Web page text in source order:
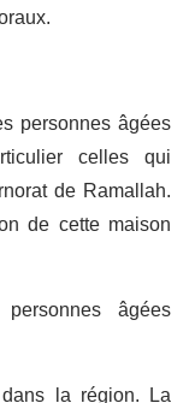
personnes âgées
celles qui
de Ramallah.
de cette maison
âgées